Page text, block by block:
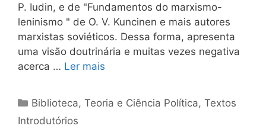
P. Iudin, e de "Fundamentos do marxismo-
leninismo " de O. V. Kuncinen e mais autores
marxistas soviéticos. Dessa forma, apresenta
uma visão doutrinária e muitas vezes negativa
acerca … Ler mais
Categorias
Biblioteca,Teoria e Ciência Política,Textos
Introdutórios